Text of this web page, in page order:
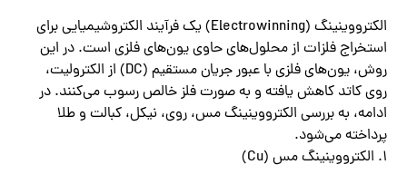
الکترووینینگ (Electrowinning) یک فرآیند الکتروشیمیایی برای
استخراج فلزات از محلول‌های حاوی یون‌های فلزی است. در این
روش، یون‌های فلزی با عبور جریان مستقیم (DC) از الکترولیت،
روی کاتد کاهش یافته و به صورت فلز خالص رسوب می‌کنند. در
ادامه، به بررسی الکترووینینگ مس، روی، نیکل، کبالت و طلا
پرداخته می‌شود.
۱. الکترووینینگ مس (Cu)